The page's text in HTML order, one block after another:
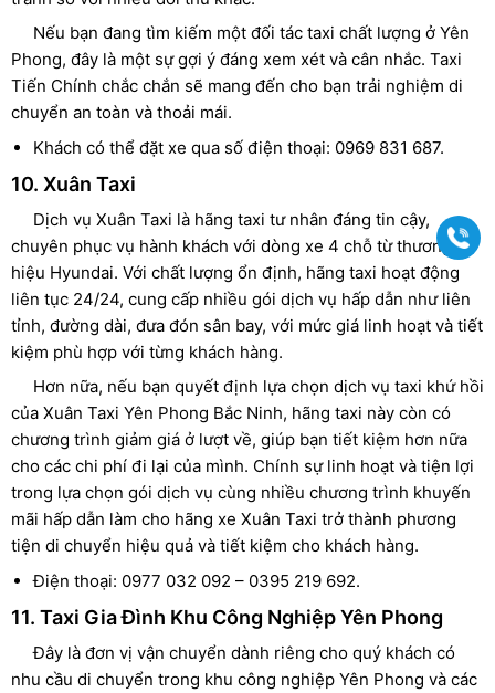
Nếu bạn đang tìm kiếm một đối tác taxi chất lượng ở Yên
Phong, đây là một sự gợi ý đáng xem xét và cân nhắc. Taxi
Tiến Chính chắc chắn sẽ mang đến cho bạn trải nghiệm di
chuyển an toàn và thoải mái.
Khách có thể đặt xe qua số điện thoại: 0969 831 687.
10. Xuân Taxi
Dịch vụ Xuân Taxi là hãng taxi tư nhân đáng tin cậy,
chuyên phục vụ hành khách với dòng xe 4 chỗ từ thương
hiệu Hyundai. Với chất lượng ổn định, hãng taxi hoạt động
liên tục 24/24, cung cấp nhiều gói dịch vụ hấp dẫn như liên
tỉnh, đường dài, đưa đón sân bay, với mức giá linh hoạt và tiết
kiệm phù hợp với từng khách hàng.
Hơn nữa, nếu bạn quyết định lựa chọn dịch vụ taxi khứ hồi
của Xuân Taxi Yên Phong Bắc Ninh, hãng taxi này còn có
chương trình giảm giá ở lượt về, giúp bạn tiết kiệm hơn nữa
cho các chi phí đi lại của mình. Chính sự linh hoạt và tiện lợi
trong lựa chọn gói dịch vụ cùng nhiều chương trình khuyến
mãi hấp dẫn làm cho hãng xe Xuân Taxi trở thành phương
tiện di chuyển hiệu quả và tiết kiệm cho khách hàng.
Điện thoại: 0977 032 092 – 0395 219 692.
11. Taxi Gia Đình Khu Công Nghiệp Yên Phong
Đây là đơn vị vận chuyển dành riêng cho quý khách có
nhu cầu di chuyển trong khu công nghiệp Yên Phong và các